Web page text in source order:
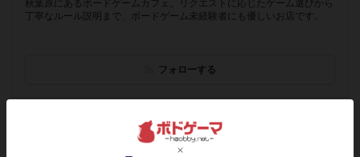
秋葉原にあるボードゲームカフェ。リクエストに応じたゲーム選びから
丁寧なルール説明まで、ボードゲーム未経験者にも優しいお店です。
フォローする
friends
北海道札幌市中央区南1条東2丁目1-3 和興ビル 2階